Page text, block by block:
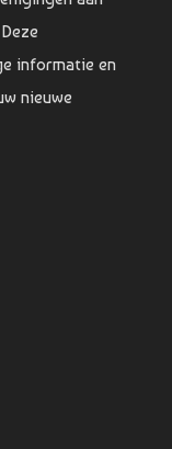
informatie en
nieuwe